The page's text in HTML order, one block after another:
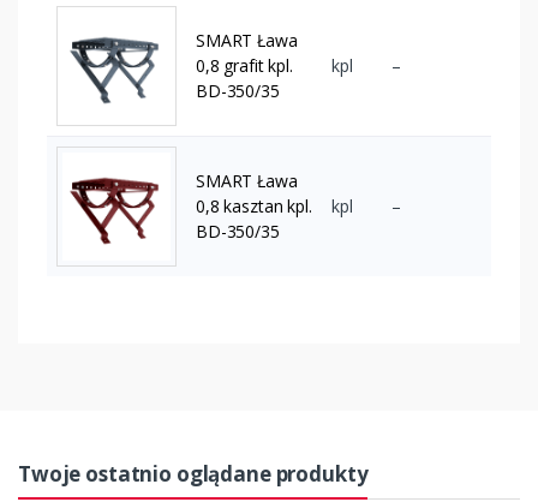
SMART Ława
0,8 grafit kpl.
BD-350/35
kpl –
SMART Ława
0,8 kasztan kpl.
BD-350/35
kpl –
Twoje ostatnio oglądane produkty